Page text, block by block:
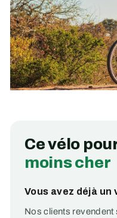
Ce vélo
moins cher
Vous avez déjà un
Nos clients revendent